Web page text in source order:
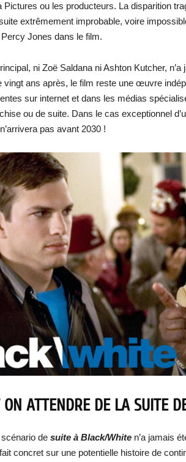
Pictures ou les producteurs. La disparition
extrêmement improbable, voire
Jones dans le film.
ni Zoë Saldana ni Ashton Kutcher,
vingt ans après, le film reste une œuvre
sur internet et dans les médias
ou de suite. Dans le cas exceptionnel
pas avant 2030 !
ON ATTENDRE DE LA SUITE
de suite à Black/White n’a jamais
concret sur une potentielle histoire de